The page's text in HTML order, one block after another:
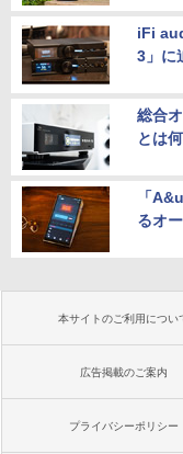
iFi
3」に
総合
とは
「
るオ
本サイトのご利用につい
広告掲載のご案内
プライバシーポリシー